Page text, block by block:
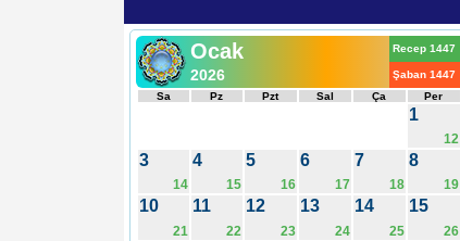
Ocak
2026
Recep 1447
Şaban 1447
Sa
Pz Pzt Sal Ça Per
1
12
3
14
4
15
5
16
6
17
7
18
8
19
10
21
11
22
12
23
13
24
14
25
15
26